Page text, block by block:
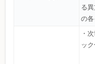
る
の
・
ッ